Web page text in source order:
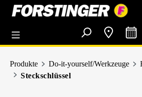
springen
Produkte Do-it-yourself/Werkzeuge
Steckschlüssel